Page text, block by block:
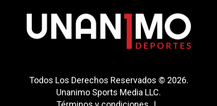
Todos Los Derechos Reservados © 2026.
Unanimo Sports Media LLC.